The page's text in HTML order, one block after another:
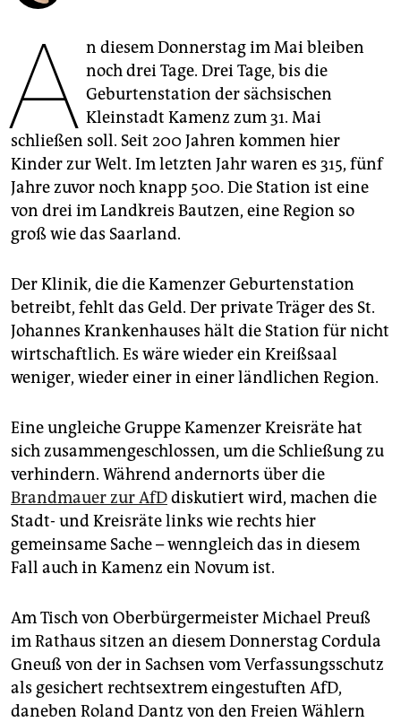
genossenschaft
epaper login
A n diesem Donnerstag im Mai bleiben
noch drei Tage. Drei Tage, bis die
Geburtenstation der sächsischen
Kleinstadt Kamenz zum 31. Mai
schließen soll. Seit 200 Jahren kommen hier
Kinder zur Welt. Im letzten Jahr waren es 315, fünf
Jahre zuvor noch knapp 500. Die Station ist eine
von drei im Landkreis Bautzen, eine Region so
groß wie das Saarland.
Der Klinik, die die Kamenzer Geburtenstation
betreibt, fehlt das Geld. Der private Träger des St.
Johannes Krankenhauses hält die Station für nicht
wirtschaftlich. Es wäre wieder ein Kreißsaal
weniger, wieder einer in einer ländlichen Region.
Eine ungleiche Gruppe Kamenzer Kreisräte hat
sich zusammengeschlossen, um die Schließung zu
verhindern. Während andernorts über die
Brandmauer zur AfDdiskutiert wird, machen die
Stadt- und Kreisräte links wie rechts hier
gemeinsame Sache – wenngleich das in diesem
Fall auch in Kamenz ein Novum ist.
Am Tisch von Oberbürgermeister Michael Preuß
im Rathaus sitzen an diesem Donnerstag Cordula
Gneuß von der in Sachsen vom Verfassungsschutz
als gesichert rechtsextrem eingestuften AfD,
daneben Roland Dantz von den Freien Wählern